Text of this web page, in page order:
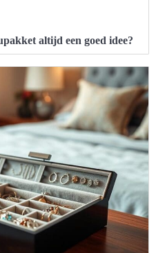
altijd een goed idee?